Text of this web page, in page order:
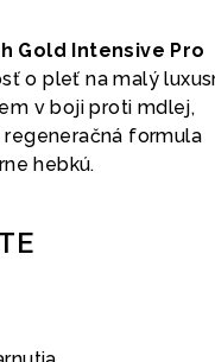
Gold Intensive Pro
o pleť na malý
v boji proti mdlej,
formula
hebkú.